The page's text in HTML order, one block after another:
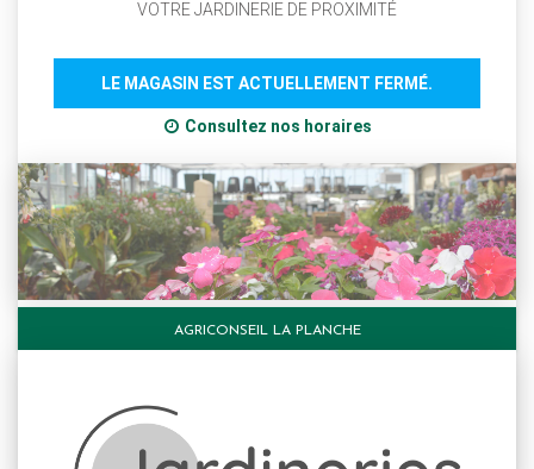
VOTRE JARDINERIE DE PROXIMITÉ
LE MAGASIN EST ACTUELLEMENT FERMÉ.
Consultez nos horaires
AGRICONSEIL LA PLANCHE